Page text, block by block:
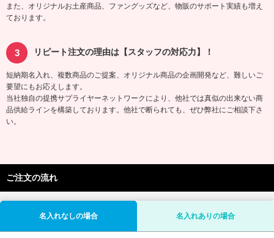
また、オリジナルお土産商品、ファングッズなど、物販のサポート実績も増え
ております。
リピート注文の理由は【スタッフの対応力】！
短納期名入れ、複数商品のご提案、オリジナル商品の企画開発など、難しいご
要望にもお応えします。
当社独自の提携サプライヤーネットワークにより、他社では真似の出来ない商
品供給ラインを構築しております。他社で断られても、ぜひ弊社にご相談下さ
い。
ご注文の流れ
名入れなしの場合 名入れありの場合